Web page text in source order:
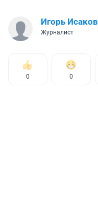
Игорь Исаков
Журналист
0 0